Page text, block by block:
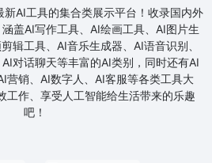
AI工具的集合类展示平台！收录国内外
盖AI写作工具、AI绘画工具、AI图片生
辑工具、AI音乐生成器、AI语音识别、
对话聊天等丰富的AI类别，同时还有AI
营销、AI数字人、AI客服等各类工具大
工作、享受人工智能给生活带来的乐趣
吧！